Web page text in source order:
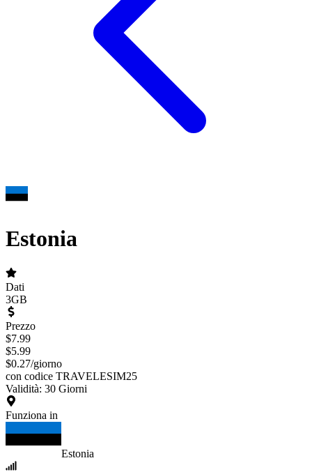
Estonia
Dati
3GB
Prezzo
$7.99
$5.99
$0.27/giorno
con codice TRAVELESIM25
Validità: 30 Giorni
Funziona in
Estonia